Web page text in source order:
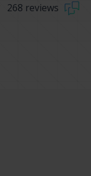
268 reviews